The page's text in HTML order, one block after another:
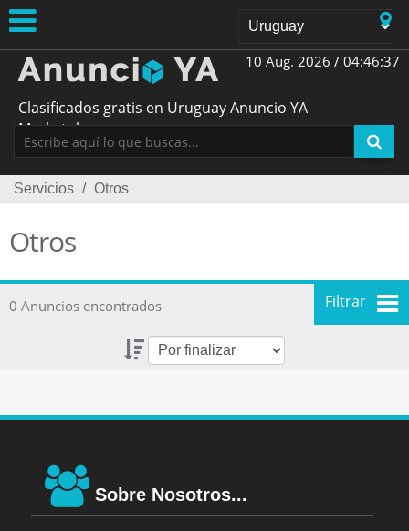
10 Aug. 2026 / 04:46:37
Clasificados gratis en Uruguay Anuncio YA
Marketplace
Servicios / Otros
Otros
0 Anuncios encontrados Filtrar
Sobre Nosotros...